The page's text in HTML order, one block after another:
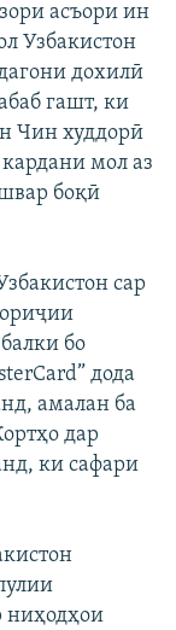
асъори ин
Узбакистон
дохилӣ
гашт, ки
Чин худдорӣ
мол аз
боқӣ
сар
бо
дода
амалан ба
дар
ки сафари
ниҳодҳои